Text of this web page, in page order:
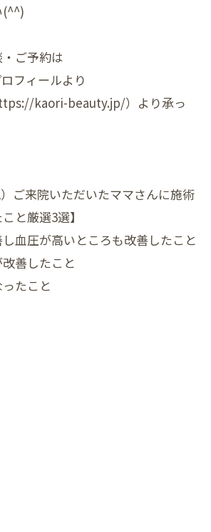
(^^)
ご予約は
フィールより
kaori-beauty.jp/）より承っ
ご来院いただいたママさんに施術
と厳選3選】
し血圧が高いところも改善したこと
善したこと
たこと